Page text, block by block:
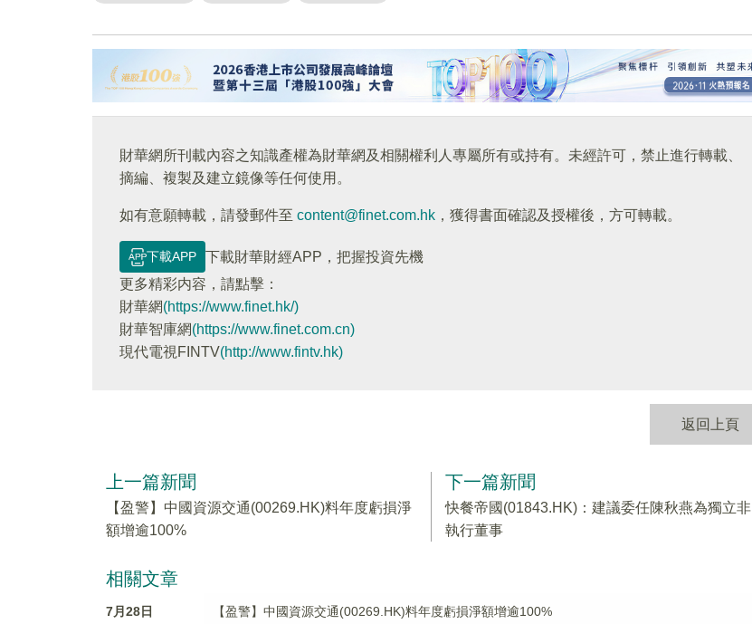
財華網所刊載內容之知識產權為財華網及相關權利人專屬所有或持有。未經許可，禁止進行轉載、
摘編、複製及建立鏡像等任何使用。
如有意願轉載，請發郵件至 content@finet.com.hk ，獲得書面確認及授權後，方可轉載。
下載APP
下載財華財經APP，把握投資先機
更多精彩内容，請點擊：
財華網(https://www.finet.hk/)
財華智庫網(https://www.finet.com.cn)
現代電視FINTV(http://www.fintv.hk)
返回上頁
上一篇新聞
【盈警】中國資源交通(00269.HK)料年度虧損淨
額增逾100%
下一篇新聞
快餐帝國(01843.HK)：建議委任陳秋燕為獨立非
執行董事
相關文章
7月28日 【盈警】中國資源交通(00269.HK)料年度虧損淨額增逾100%